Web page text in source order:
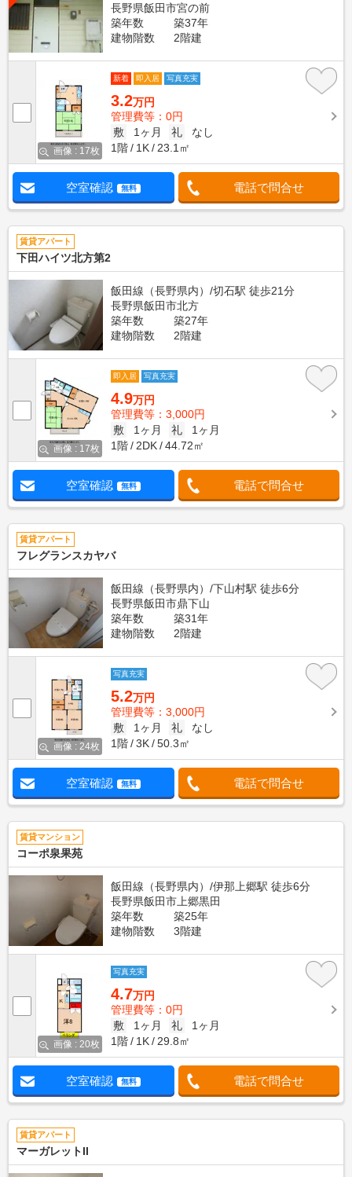
長野県飯田市宮の前
築年数
築37年
建物階数
2階建
画像 : 17枚
新着 即入居 写真充実
3.2万円
管理費等：0円
敷
1ヶ月 礼
なし
1階
1K 23.1㎡
空室確認 無料 電話で問合せ
賃貸アパート
下田ハイツ北方第2
飯田線（長野県内）/切石駅 徒歩21分
長野県飯田市北方
築年数
築27年
建物階数
2階建
画像 : 17枚
即入居 写真充実
4.9万円
管理費等：3,000円
敷
1ヶ月 礼
1ヶ月
1階
2DK 44.72㎡
空室確認 無料 電話で問合せ
賃貸アパート
フレグランスカヤバ
飯田線（長野県内）/下山村駅 徒歩6分
長野県飯田市鼎下山
築年数
築31年
建物階数
2階建
画像 : 24枚
写真充実
5.2万円
管理費等：3,000円
敷
1ヶ月 礼
なし
1階
3K 50.3㎡
空室確認 無料 電話で問合せ
賃貸マンション
コーポ泉果苑
飯田線（長野県内）/伊那上郷駅 徒歩6分
長野県飯田市上郷黒田
築年数
築25年
建物階数
3階建
画像 : 20枚
写真充実
4.7万円
管理費等：0円
敷
1ヶ月 礼
1ヶ月
1階
1K 29.8㎡
空室確認 無料 電話で問合せ
賃貸アパート
マーガレットII